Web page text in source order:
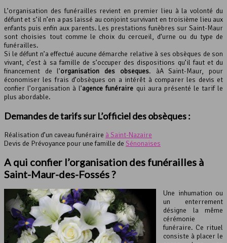
L’organisation des funérailles revient en premier lieu à la volonté du
défunt et s’il n’en a pas laissé au conjoint survivant en troisième lieu aux
enfants puis enfin aux parents. Les prestations funèbres sur Saint-Maur
sont choisies tout comme le choix du cercueil, d’urne ou du type de
funérailles.
Si le défunt n’a effectué aucune démarche relative à ses obsèques de son
vivant, c’est à sa famille de s’occuper des dispositions qu’il faut et du
financement de l’organisation des obsèques. àA Saint-Maur, pour
économiser les frais d’obsèques on a intérêt à comparer les devis et
confier l’organisation à l’agence funéraire qui aura présenté le tarif le
plus abordable.
Demandes de tarifs sur L’officiel des obsèques :
Réalisation d’un caveau funéraire à Saint-Nazaire
Devis de Prévoyance pour une famille de Sénonaises
A qui confier l’organisation des funérailles à
Saint-Maur-des-Fossés ?
Une inhumation ou
un enterrement
désigne la même
cérémonie
funéraire. Ce rituel
consiste à placer le